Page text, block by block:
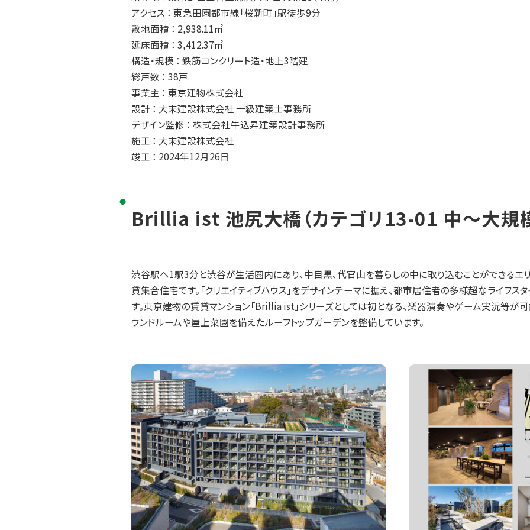
アクセス ： 東急田園都市線「桜新町」駅徒歩9分
敷地面積 ： 2,938.11㎡
延床面積 ： 3,412.37㎡
構造・規模 ： 鉄筋コンクリート造・地上3階建
総戸数 ： 38戸
事業主 ： 東京建物株式会社
設計 ： 大末建設株式会社 一級建築士事務所
デザイン監修 ： 株式会社牛込昇建築設計事務所
施工 ： 大末建設株式会社
竣工 ： 2024年12月26日
Brillia ist 池尻大橋（カテゴリ13-01 中～大規
渋谷駅へ1駅3分と渋谷が生活圏内にあり、中目黒、代官山を暮らしの中に取り込むことができる
貸集合住宅です。「クリエイティブハウス」をデザインテーマに据え、都市居住者の多様超なライフ
す。東京建物の賃貸マンション「Brillia ist」シリーズとしては初となる、楽器演奏やゲーム実況等が
ウンドルームや屋上菜園を備えたルーフトップガーデンを整備しています。